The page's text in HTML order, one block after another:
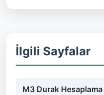
İlgili Sayfalar
M3 Durak Hesaplama